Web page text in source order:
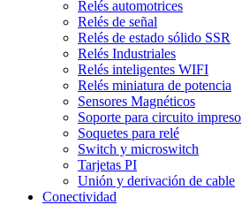
Relés automotrices
Relés de señal
Relés de estado sólido SSR
Relés Industriales
Relés inteligentes WIFI
Relés miniatura de potencia
Sensores Magnéticos
Soporte para circuito impreso
Soquetes para relé
Switch y microswitch
Tarjetas PI
Unión y derivación de cable
Conectividad